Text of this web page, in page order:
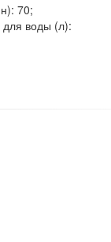
70;
для воды (л):